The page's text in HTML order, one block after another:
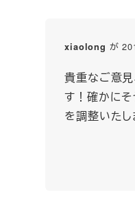
xiaolong が
貴重なご意見
す！確かにそ
を調整いたし